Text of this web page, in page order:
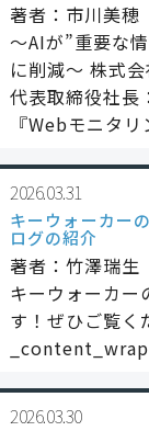
著者：市川美穂
〜AIが”重要な
に削減〜 株式
代表取締役社長
『Webモニタ
2026.03.31
キーウォーカー
ログの紹介
著者：竹澤瑞生
キーウォーカー
す！ぜひご覧
2026.03.30